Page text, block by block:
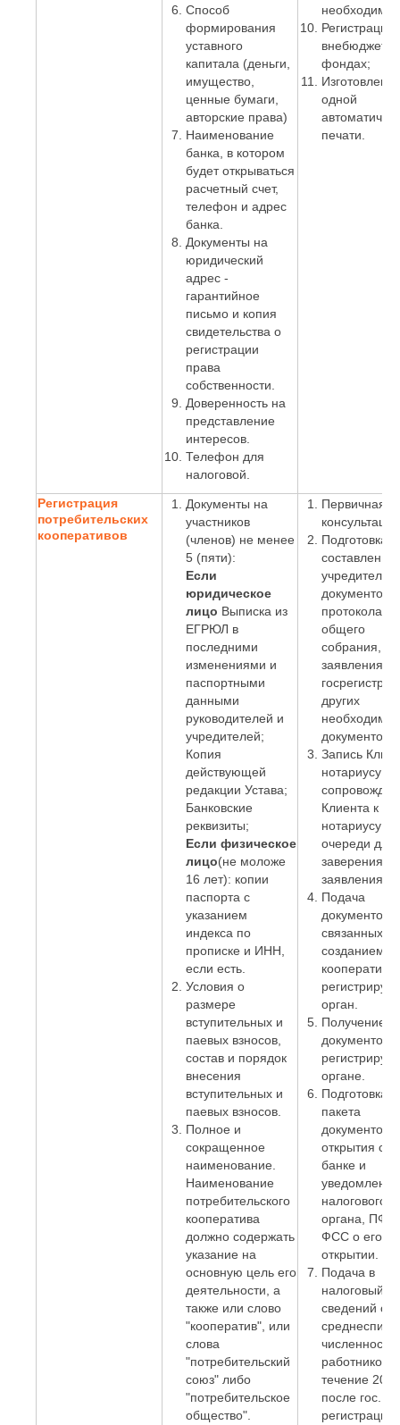
Способ
формирования
уставного
капитала (деньги,
имущество,
ценные бумаги,
авторские права)
Наименование
банка, в котором
будет открываться
расчетный счет,
телефон и адрес
банка.
Документы на
юридический
адрес -
гарантийное
письмо и копия
свидетельства о
регистрации
права
собственности.
Доверенность на
представление
интересов.
Телефон для
налоговой.
Регистрация
фондах;
одной
печати.
Регистрация
потребительских
кооперативов
Документы на
участников
(членов) не менее
5 (пяти):
Если
юридическое
лицо Выписка из
ЕГРЮЛ в
последними
изменениями и
паспортными
данными
руководителей и
учредителей;
Копия
действующей
редакции Устава;
Банковские
реквизиты;
Если физическое
лицо(не моложе
16 лет): копии
паспорта с
указанием
индекса по
прописке и ИНН,
если есть.
Условия о
размере
вступительных и
паевых взносов,
состав и порядок
внесения
вступительных и
паевых взносов.
Полное и
сокращенное
наименование.
Наименование
потребительского
кооператива
должно содержать
указание на
основную цель его
деятельности, а
также или слово
"кооператив", или
слова
"потребительский
союз" либо
"потребительское
общество".
Первичная
Подготовка и
составление
документов,
протокола
общего
собрания,
заявления о
других
документов.
Запись
нотариусу и
Клиента к
нотариусу
очереди для
заверения
заявления;
Подача
документов,
связанных с
созданием
орган.
Получение
документов в
органе.
Подготовка
пакета
документов
открытия
банке и
уведомление
налогового
органа, ПФР
ФСС о его
открытии.
Подача в
налоговый
сведений о
численности
работников.
течение 20
после гос.